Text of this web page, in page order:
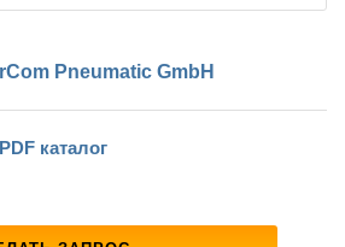
Pneumatic GmbH
каталог